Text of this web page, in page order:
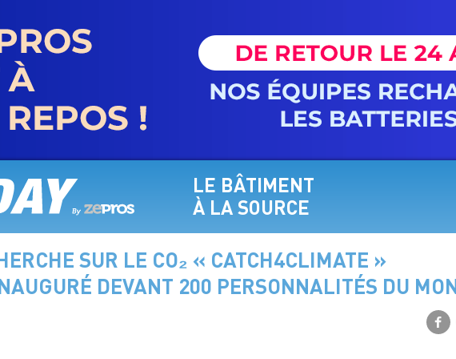
LE BÂTIMENT
À LA SOURCE
SUR LE CO₂ « CATCH4CLIMATE »
DEVANT 200 PERSONNALITÉS DU